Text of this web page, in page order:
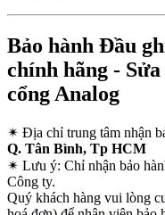
Bảo hành Đầu
chính hãng -
cổng Analog
✴ Địa chỉ trung tâm nhận
Q. Tân Bình, Tp HCM
✴ Lưu ý: Chỉ nhận bảo
Công ty.
Quý khách hàng vui lòng